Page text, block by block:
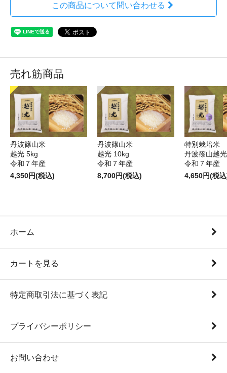
この商品について問い合わせる
売れ筋商品
丹波篠山米
越光 5kg
令和７年産
4,350円(税込)
丹波篠山米
越光 10kg
令和７年産
8,700円(税込)
特別栽培米
丹波篠山越
令和７年産
4,650円(税
ホーム
カートを見る
特定商取引法に基づく表記
プライバシーポリシー
お問い合わせ